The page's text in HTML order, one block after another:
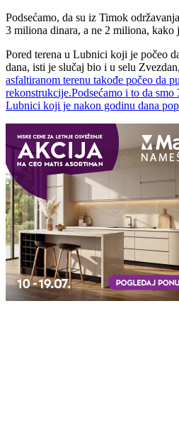
Podsećamo, da su iz Timok
3 miliona dinara, a ne 2 miliona, kako
Pored terena u Lubnici koji je počeo
dana, isti je slučaj bio i u selu Zvezdan,
asfaltiranom terenu takođe počeo da
rekonstrukcije.Podsećamo i to da
Lubnici koji je nakon godinu dana